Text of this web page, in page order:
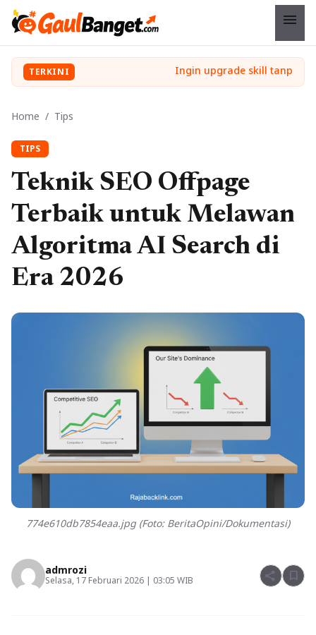
menu
TERKINI
Home / Tips
TIPS
Teknik SEO Offpage
Terbaik untuk Melawan
Algoritma AI Search di
Era 2026
774e610db7854eaa.jpg (Foto: BeritaOpini/Dokumentasi)
admrozi
Selasa, 17 Februari 2026 | 03:05 WIB share bookmark